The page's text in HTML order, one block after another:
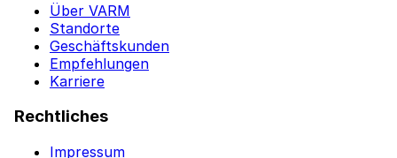
Über VARM
Standorte
Geschäftskunden
Empfehlungen
Karriere
Rechtliches
Impressum